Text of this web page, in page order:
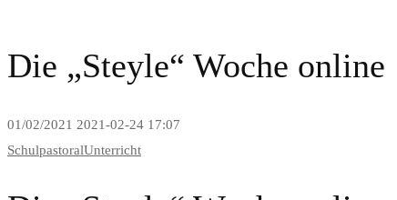
Die „Steyle“ Woche online
01/02/2021 2021-02-24 17:07
SchulpastoralUnterricht